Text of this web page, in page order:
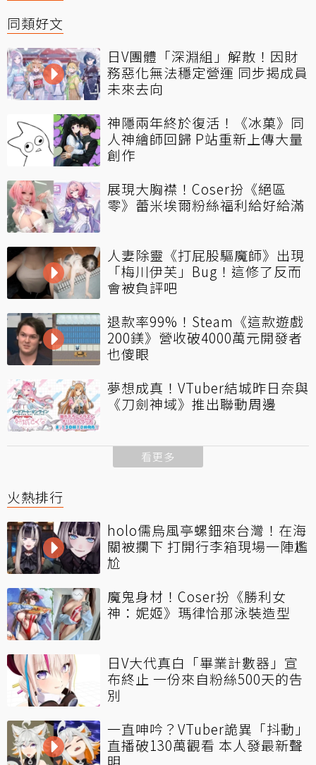
同類好文
日V團體「深淵組」解散！因財
務惡化無法穩定營運 同步揭成員
未來去向
神隱兩年終於復活！《冰菓》同
人神繪師回歸 P站重新上傳大量
創作
展現大胸襟！Coser扮《絕區
零》蕾米埃爾粉絲福利給好給滿
人妻除靈《打屁股驅魔師》出現
「梅川伊芙」Bug！這修了反而
會被負評吧
退款率99%！Steam《這款遊戲
200鎂》營收破4000萬元開發者
也傻眼
夢想成真！VTuber結城昨日奈與
《刀劍神域》推出聯動周邊
看更多
火熱排行
holo儒烏風亭螺鈿來台灣！在海
關被攔下 打開行李箱現場一陣尷
尬
魔鬼身材！Coser扮《勝利女
神：妮姬》瑪律恰那泳裝造型
日V大代真白「畢業計數器」宣
布終止 一份來自粉絲500天的告
別
一直呻吟？VTuber詭異「抖動」
直播破130萬觀看 本人發最新聲
明